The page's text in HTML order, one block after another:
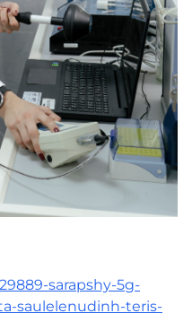
sarapshy-5g-
saulelenudinh-teris-